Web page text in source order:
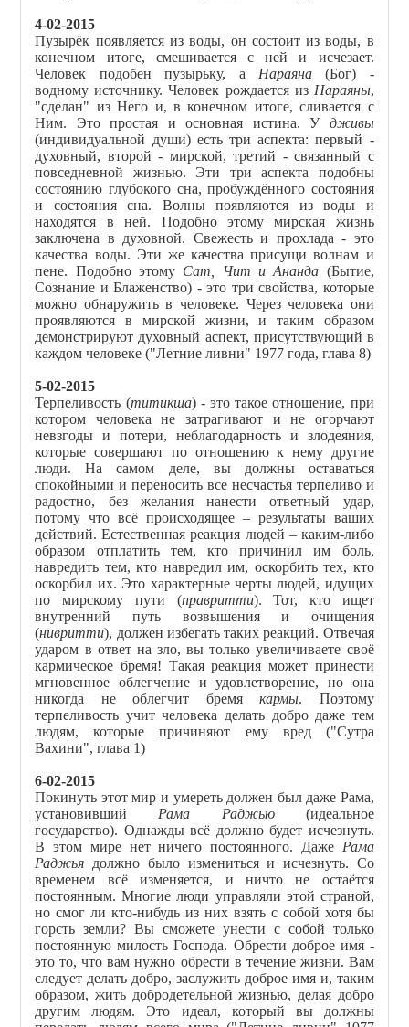
4-02-2015
Пузырёк появляется из воды, он состоит из воды, в
конечном итоге, смешивается с ней и исчезает.
Человек подобен пузырьку, а Нараяна(Бог) -
водному источнику. Человек рождается из Нараяны,
"сделан" из Него и, в конечном итоге, сливается с
Ним. Это простая и основная истина. У дживы
(индивидуальной души) есть три аспекта: первый -
духовный, второй - мирской, третий - связанный с
повседневной жизнью. Эти три аспекта подобны
состоянию глубокого сна, пробуждённого состояния
и состояния сна. Волны появляются из воды и
находятся в ней. Подобно этому мирская жизнь
заключена в духовной. Свежесть и прохлада - это
качества воды. Эти же качества присущи волнам и
пене. Подобно этому Сат, Чит и Ананда (Бытие,
Сознание и Блаженство) - это три свойства, которые
можно обнаружить в человеке. Через человека они
проявляются в мирской жизни, и таким образом
демонстрируют духовный аспект, присутствующий в
каждом человеке ("Летние ливни" 1977 года, глава 8)
5-02-2015
Терпеливость (титикша) - это такое отношение, при
котором человека не затрагивают и не огорчают
невзгоды и потери, неблагодарность и злодеяния,
которые совершают по отношению к нему другие
люди. На самом деле, вы должны оставаться
спокойными и переносить все несчастья терпеливо и
радостно, без желания нанести ответный удар,
потому что всё происходящее – результаты ваших
действий. Естественная реакция людей – каким-либо
образом отплатить тем, кто причинил им боль,
навредить тем, кто навредил им, оскорбить тех, кто
оскорбил их. Это характерные черты людей, идущих
по мирскому пути (правритти). Тот, кто ищет
внутренний путь возвышения и очищения
(нивритти), должен избегать таких реакций. Отвечая
ударом в ответ на зло, вы только увеличиваете своё
кармическое бремя! Такая реакция может принести
мгновенное облегчение и удовлетворение, но она
никогда не облегчит бремякармы. Поэтому
терпеливость учит человека делать добро даже тем
людям, которые причиняют ему вред ("Сутра
Вахини", глава 1)
6-02-2015
Покинуть этот мир и умереть должен был даже Рама,
установивший Рама Раджью(идеальное
государство). Однажды всё должно будет исчезнуть.
В этом мире нет ничего постоянного. Даже Рама
Раджья должно было измениться и исчезнуть. Со
временем всё изменяется, и ничто не остаётся
постоянным. Многие люди управляли этой страной,
но смог ли кто-нибудь из них взять с собой хотя бы
горсть земли? Вы сможете унести с собой только
постоянную милость Господа. Обрести доброе имя -
это то, что вам нужно обрести в течение жизни. Вам
следует делать добро, заслужить доброе имя и, таким
образом, жить добродетельной жизнью, делая добро
другим людям. Это идеал, который вы должны